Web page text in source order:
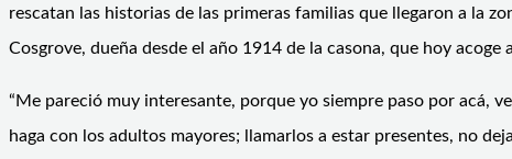
rescatan las historias de las primeras familias que llegaron a la
Cosgrove, dueña desde el año 1914 de la casona, que hoy
“Me pareció muy interesante, porque yo siempre paso por acá,
haga con los adultos mayores; llamarlos a estar presentes, no